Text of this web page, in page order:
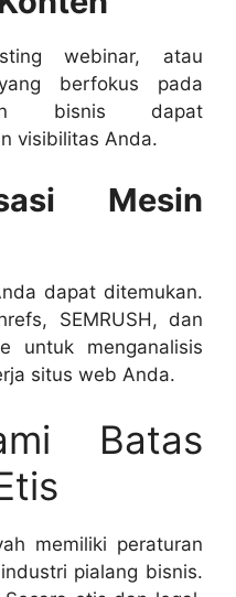
webinar, atau
berfokus pada
bisnis dapat
visibilitas Anda.
Mesin
dapat ditemukan.
SEMRUSH, dan
untuk menganalisis
situs web Anda.
Batas
memiliki peraturan
pialang bisnis.